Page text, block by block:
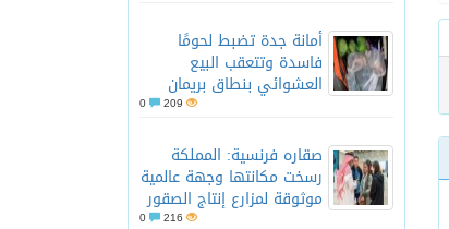
أمانة جدة تضبط لحومًا
فاسدة وتتعقب البيع
العشوائي بنطاق بريمان
209
صقاره فرنسية: المملكة
رسخت مكانتها وجهة عالمية
موثوقة لمزارع إنتاج الصقور
216